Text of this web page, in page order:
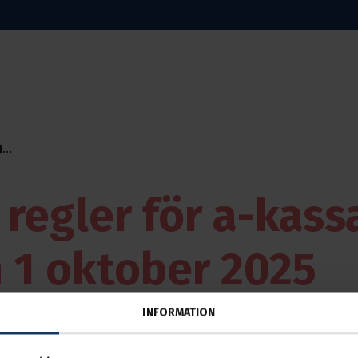
INFORMATION
regler för a-
oktober 2025